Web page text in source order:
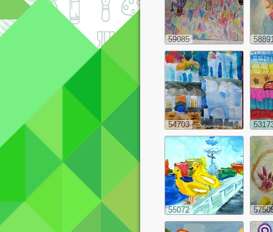
59085
54703
55072